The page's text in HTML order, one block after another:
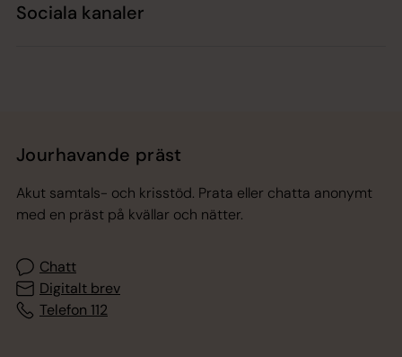
Sociala kanaler
Jourhavande präst
Akut samtals- och krisstöd. Prata eller chatta anonymt
med en präst på kvällar och nätter.
Chatt
Digitalt brev
Telefon 112